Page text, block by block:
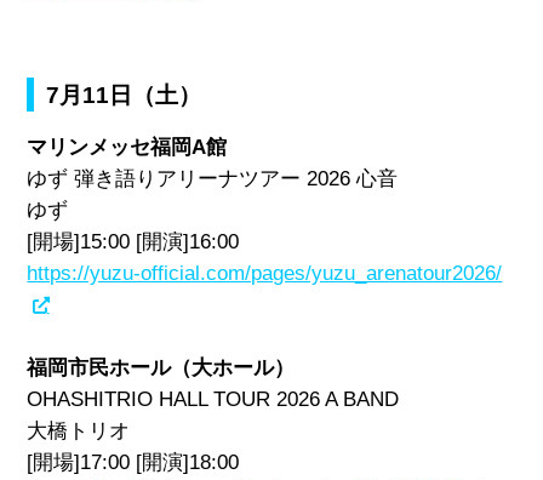
7月11日（土）
マリンメッセ福岡A館
ゆず 弾き語りアリーナツアー 2026 心音
ゆず
[開場]15:00 [開演]16:00
https://yuzu-official.com/pages/yuzu_arenatour2026/
福岡市民ホール（大ホール）
OHASHITRIO HALL TOUR 2026 A BAND
大橋トリオ
[開場]17:00 [開演]18:00